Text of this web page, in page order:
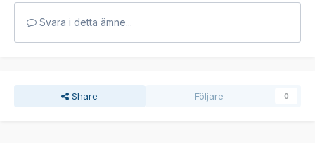
Svara i detta ämne...
Share Följare 0